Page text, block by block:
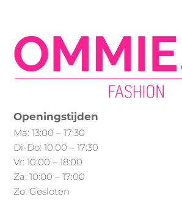
optie
kan
gekozen
de
productpagina
Openingstijden
Ma: 13:00 – 17:30
Di-Do: 10:00 – 17:30
Vr: 10:00 – 18:00
Za: 10:00 – 17:00
Zo: Gesloten